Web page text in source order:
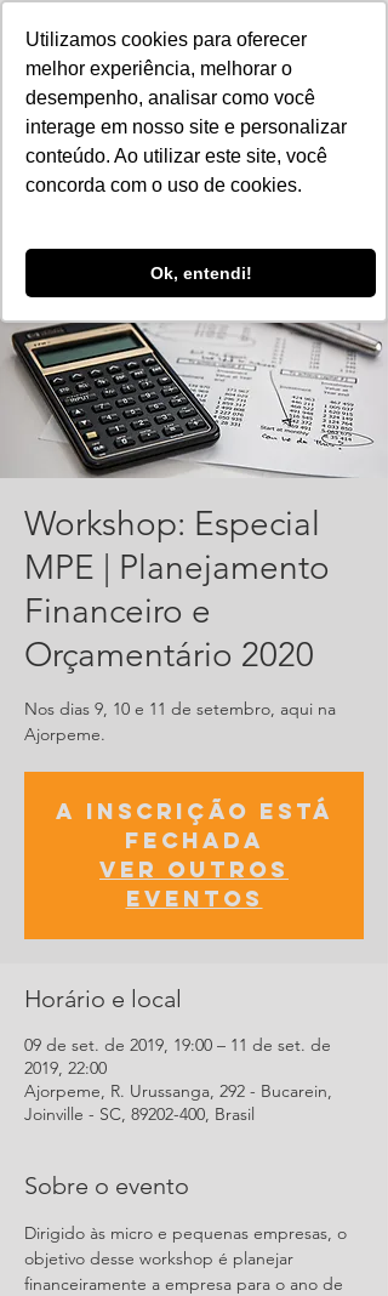
Utilizamos cookies para oferecer
melhor experiência, melhorar o
desempenho, analisar como você
interage em nosso site e personalizar
conteúdo. Ao utilizar este site, você
concorda com o uso de cookies.
Ok, entendi!
Workshop: Especial
MPE | Planejamento
Financeiro e
Orçamentário 2020
Nos dias 9, 10 e 11 de setembro, aqui na
Ajorpeme.
A inscrição está
fechada
Ver outros
eventos
Horário e local
09 de set. de 2019, 19:00 – 11 de set. de
2019, 22:00
Ajorpeme, R. Urussanga, 292 - Bucarein,
Joinville - SC, 89202-400, Brasil
Sobre o evento
Dirigido às micro e pequenas empresas, o
objetivo desse workshop é planejar
financeiramente a empresa para o ano de